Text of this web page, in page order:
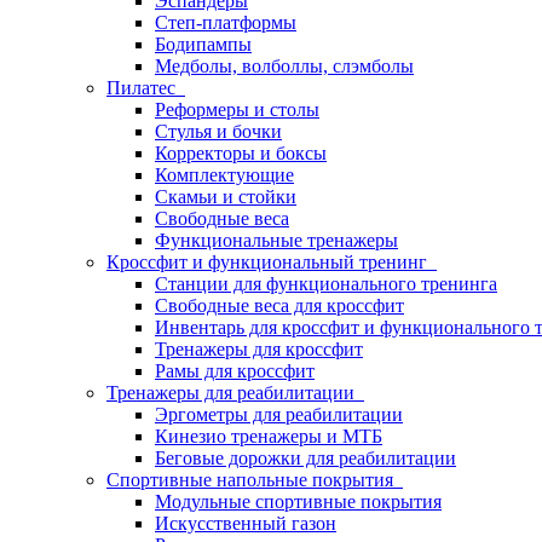
Степ-платформы
Бодипампы
Медболы, волболлы, слэмболы
Пилатес
Реформеры и столы
Стулья и бочки
Корректоры и боксы
Комплектующие
Скамьи и стойки
Свободные веса
Функциональные тренажеры
Кроссфит и функциональный тренинг
Станции для функционального тренинга
Свободные веса для кроссфит
Инвентарь для кроссфит и функционального
Тренажеры для кроссфит
Рамы для кроссфит
Тренажеры для реабилитации
Эргометры для реабилитации
Кинезио тренажеры и МТБ
Беговые дорожки для реабилитации
Спортивные напольные покрытия
Модульные спортивные покрытия
Искусственный газон